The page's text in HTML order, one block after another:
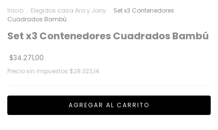
Inicio . Elegidos casa Ara y Jony . Set x3 Contenedores
Cuadrados Bambú
Set x3 Contenedores Cuadrados Bambú
$34.271,00
Precio sin impuestos $28.323,14